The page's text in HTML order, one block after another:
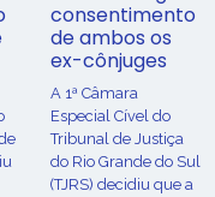
consentimento
de ambos os
ex-cônjuges
A 1ª Câmara
Especial Cível do
Tribunal de Justiça
do Rio Grande do Sul
(TJRS) decidiu que a